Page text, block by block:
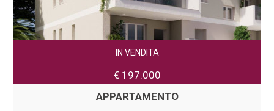
IN VENDITA
€ 197.000
APPARTAMENTO